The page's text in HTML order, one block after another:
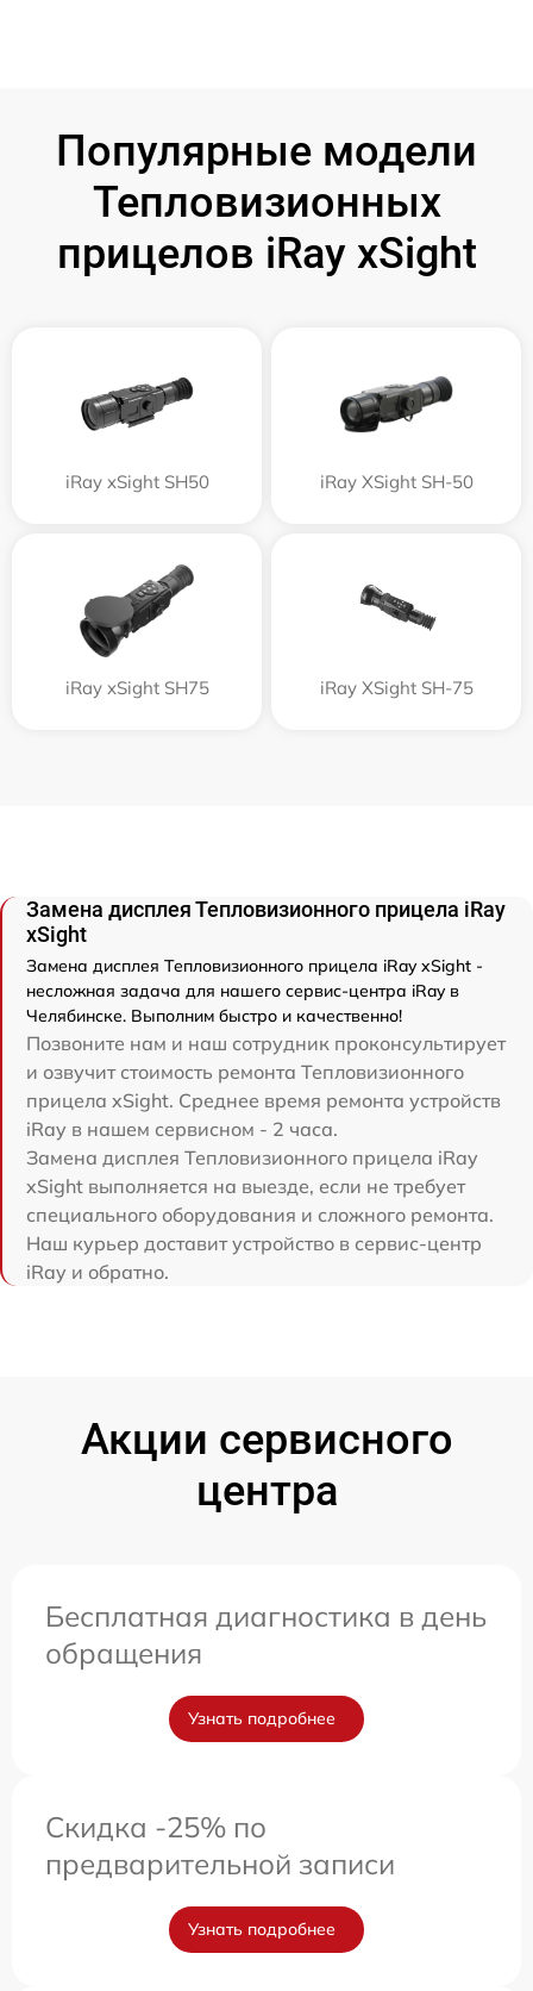
Популярные модели
Тепловизионных
прицелов iRay xSight
iRay xSight SH50 iRay XSight SH-50
iRay xSight SH75 iRay XSight SH-75
Замена дисплея Тепловизионного прицела iRay
xSight
Замена дисплея Тепловизионного прицела iRay xSight -
несложная задача для нашего сервис-центра iRay в
Челябинске. Выполним быстро и качественно!
Позвоните нам и наш сотрудник проконсультирует
и озвучит стоимость ремонта Тепловизионного
прицела xSight. Среднее время ремонта устройств
iRay в нашем сервисном - 2 часа.
Замена дисплея Тепловизионного прицела iRay
xSight выполняется на выезде, если не требует
специального оборудования и сложного ремонта.
Наш курьер доставит устройство в сервис-центр
iRay и обратно.
Акции сервисного
центра
Бесплатная диагностика в день
обращения
Узнать подробнее
Скидка -25% по
предварительной записи
Узнать подробнее